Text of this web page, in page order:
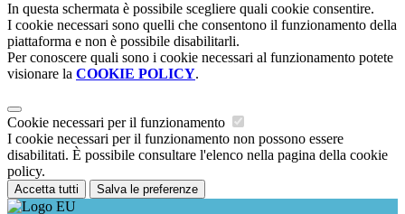
In questa schermata è possibile scegliere quali cookie consentire.
I cookie necessari sono quelli che consentono il funzionamento della
piattaforma e non è possibile disabilitarli.
Per conoscere quali sono i cookie necessari al funzionamento potete
visionare la COOKIE POLICY.
Cookie necessari per il funzionamento
I cookie necessari per il funzionamento non possono essere
disabilitati. È possibile consultare l'elenco nella pagina della cookie
policy.
Accetta tutti Salva le preferenze